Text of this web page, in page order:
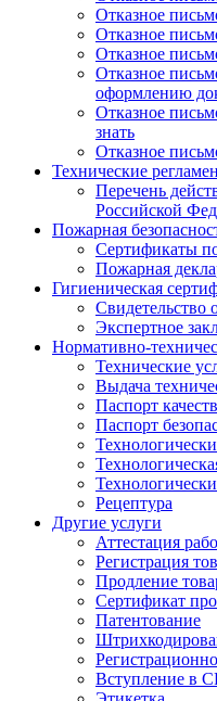
Отказное
Отказное
Отказное
Отказное
оформлению
Отказное
знать
Отказное
Технические
Перечень
Российской
Пожарная
Сертификаты
Пожарная
Гигиеническая
Свидетельство
Экспертное
Нормативно-
Технические
Выдача
Паспорт
Паспорт
Рецептура
Другие услуги
Аттестация
Регистрация
Продление
Сертификат
Патентование
Вступление в